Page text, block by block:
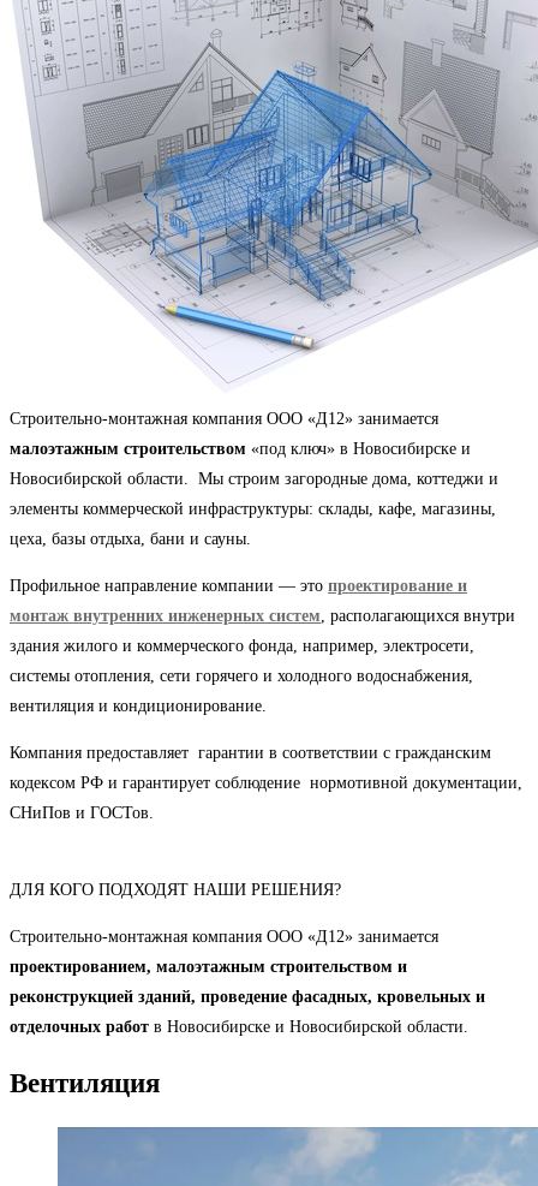
Строительно-монтажная компания ООО «Д12» занимается
малоэтажным строительством «под ключ» в Новосибирске и
Новосибирской области. Мы строим загородные дома, коттеджи и
элементы коммерческой инфраструктуры: склады, кафе, магазины,
цеха, базы отдыха, бани и сауны.
Профильное направление компании — это проектирование и
монтаж внутренних инженерных систем, располагающихся внутри
здания жилого и коммерческого фонда, например, электросети,
системы отопления, сети горячего и холодного водоснабжения,
вентиляция и кондиционирование.
Компания предоставляет гарантии в соответствии с гражданским
кодексом РФ и гарантирует соблюдение нормотивной документации,
СНиПов и ГОСТов.
ДЛЯ КОГО ПОДХОДЯТ НАШИ РЕШЕНИЯ?
Строительно-монтажная компания ООО «Д12» занимается
проектированием, малоэтажным строительством и
реконструкцией зданий, проведение фасадных, кровельных и
отделочных работ в Новосибирске и Новосибирской области.
Вентиляция